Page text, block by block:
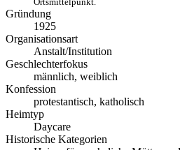
Gründung
1925
Organisationsart
Anstalt/Institution
Geschlechterfokus
männlich, weiblich
Konfession
protestantisch, katholisch
Heimtyp
Daycare
Historische Kategorien